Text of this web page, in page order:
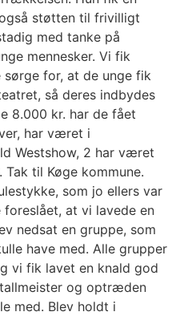
støtten til frivilligt
med tanke på
mennesker. Vi fik
sørge for, at de unge fik
så deres indbydes
8.000 kr. har de fået
har været i
Westshow, 2 har været
Tak til Køge kommune.
som jo ellers var
foreslået, at vi lavede en
nedsat en gruppe, som
have med. Alle grupper
vi fik lavet en knald god
og optræden
med. Blev holdt i